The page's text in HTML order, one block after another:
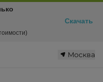
Москва
Скачать